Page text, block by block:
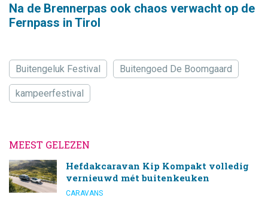
Na de Brennerpas ook chaos verwacht op de
Fernpass in Tirol
Buitengeluk Festival Buitengoed De Boomgaard
kampeerfestival
MEEST GELEZEN
Hefdakcaravan Kip Kompakt volledig
vernieuwd mét buitenkeuken
CARAVANS